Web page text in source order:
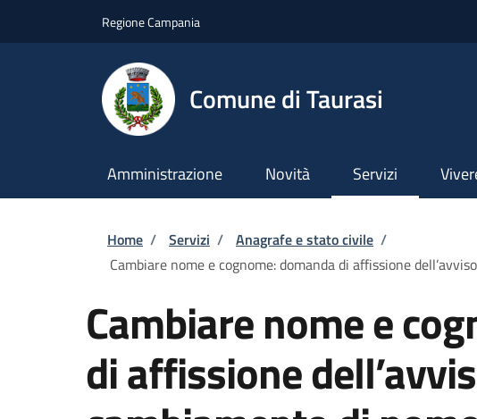
Regione Campania
Comune di Taurasi
Amministrazione Novità Servizi
Briciole di pane
Home / Servizi / Anagrafe e stato civile /
Cambiare nome e cognome: domanda di affissione
Cambiare nome e
di affissione